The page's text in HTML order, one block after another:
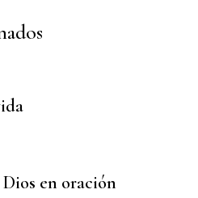
en oración